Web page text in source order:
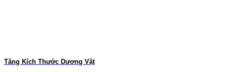
Tăng Kích Thước Dương Vật